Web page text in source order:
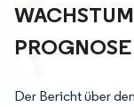
ROGNOSE
Der Bericht über